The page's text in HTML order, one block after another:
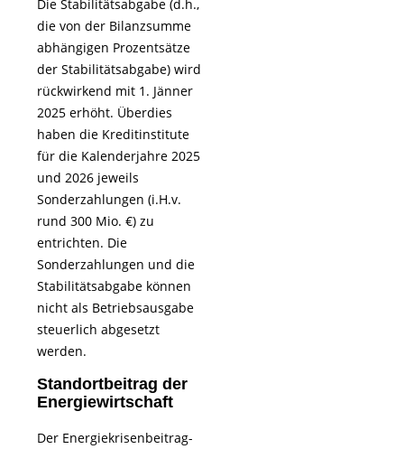
Die Stabilitätsabgabe (d.h.,
die von der Bilanzsumme
abhängigen Prozentsätze
der Stabilitätsabgabe) wird
rückwirkend mit 1. Jänner
2025 erhöht. Überdies
haben die Kreditinstitute
für die Kalenderjahre 2025
und 2026 jeweils
Sonderzahlungen (i.H.v.
rund 300 Mio. €) zu
entrichten. Die
Sonderzahlungen und die
Stabilitätsabgabe können
nicht als Betriebsausgabe
steuerlich abgesetzt
werden.
Standortbeitrag der
Energiewirtschaft
Der Energiekrisenbeitrag-